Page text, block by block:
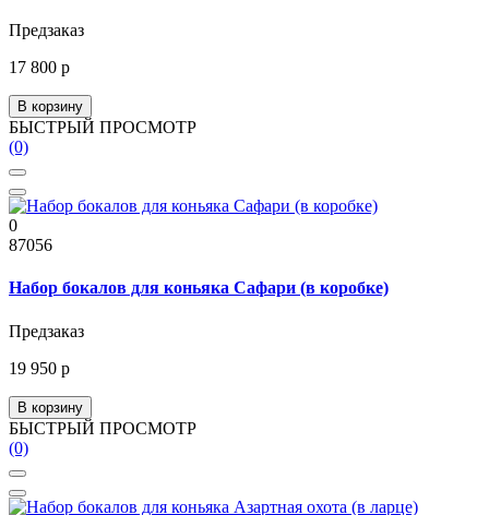
Предзаказ
17 800 р
В корзину
БЫСТРЫЙ ПРОСМОТР
(0)
0
87056
Набор бокалов для коньяка Сафари (в коробке)
Предзаказ
19 950 р
В корзину
БЫСТРЫЙ ПРОСМОТР
(0)